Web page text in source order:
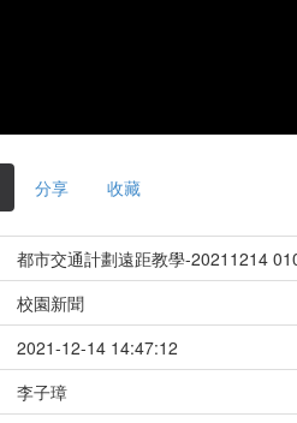
分享 收藏
都市交通計劃遠距教學-20211214
校園新聞
2021-12-14 14:47:12
李子璋